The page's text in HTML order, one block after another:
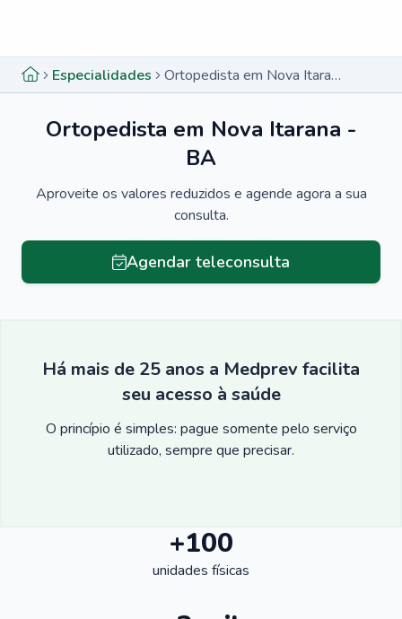
Especialidades Ortopedista em Nova Itarana - BA
Ortopedista em Nova Itarana -
BA
Aproveite os valores reduzidos e agende agora a sua
consulta.
Agendar teleconsulta
Há mais de 25 anos a Medprev facilita
seu acesso à saúde
O princípio é simples: pague somente pelo serviço
utilizado, sempre que precisar.
+100
unidades físicas